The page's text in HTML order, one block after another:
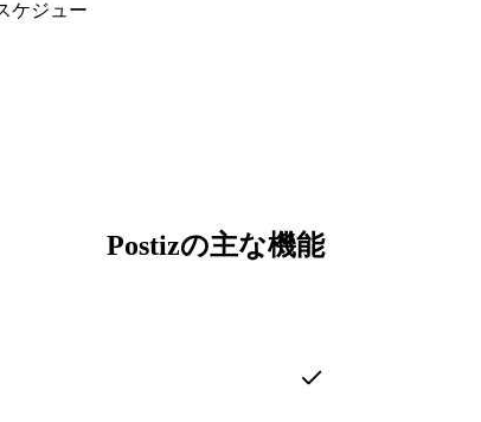
ケジュー
Postizの主な機能